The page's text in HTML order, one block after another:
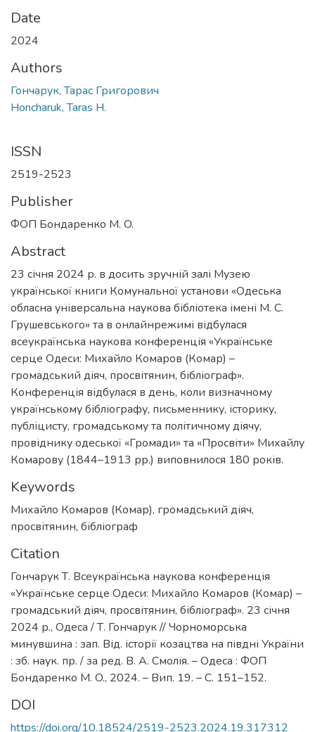
Date
2024
Authors
Гончарук, Тарас Григорович
Honcharuk, Taras H.
ISSN
2519-2523
Publisher
ФОП Бондаренко М. O.
Abstract
23 січня 2024 р. в досить зручній залі Музею
української книги Комунальної установи «Одеська
обласна універсальна наукова бібліотека імені М. С.
Грушевського» та в онлайнрежимі відбулася
всеукраїнська наукова конференція «Українське
серце Одеси: Михайло Комаров (Комар) –
громадський діяч, просвітянин, бібліограф».
Конференція відбулася в день, коли визначному
українському бібліографу, письменнику, історику,
публіцисту, громадському та політичному діячу,
провіднику одеської «Громади» та «Просвіти» Михайлу
Комарову (1844–1913 рр.) виповнилося 180 років.
Keywords
Михайло Комаров (Комар), громадський діяч,
просвітянин, бібліограф
Citation
Гончарук Т. Всеукраїнська наукова конференція
«Українське серце Одеси: Михайло Комаров (Комар) –
громадський діяч, просвітянин, бібліограф». 23 січня
2024 р., Одеса / Т. Гончарук // Чорноморська
минувшина : зап. Від. історії козацтва на півдні України
: зб. наук. пр. / за ред. В. А. Смолія. – Одеса : ФОП
Бондаренко М. O., 2024. – Вип. 19. – С. 151–152.
DOI
https://doi.org/10.18524/2519-2523.2024.19.317312